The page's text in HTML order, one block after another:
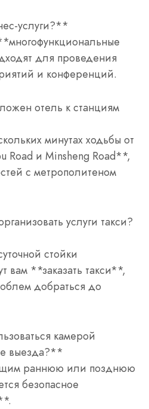
услуги?**
для проведения
и конференций.
отель к станциям
минутах ходьбы от
Road и Minsheng Road**,
с метрополитеном
услуги такси?
стойки
вам **заказать такси**,
добраться до
камерой
выезда?**
раннюю или позднюю
безопасное